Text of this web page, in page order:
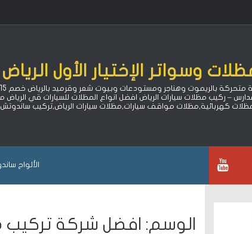
وسواتر الإختيار الأول
– ركيب مظلات سيارات الرياض افضل انواع المظلات للسيارات قي
كهربائية,مظلات مواقف سيارات,مظلات سيارات الرياض,تركيب
الألواح
الوسم: افضل شركة تركيب